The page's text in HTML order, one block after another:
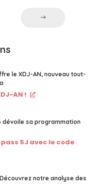
le XDJ-AN, nouveau tout-
AN !
dévoile sa programmation
pass 5J avec le code
notre analyse des